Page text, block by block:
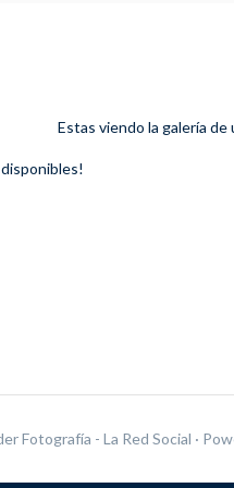
Estas viendo la galería de
disponibles!
Fotografía - La Red Social ·